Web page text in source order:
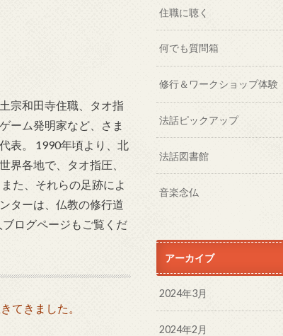
宗和田寺住職、タオ指
ーム発明家など、さま
表。 1990年頃より、北
界各地で、タオ指圧、
た、それらの足跡によ
ターは、仏教の修行道
ログページもご覧くだ
てきました。
住職に聴く
何でも質問箱
修行＆ワークショップ体験
法話ピックアップ
法話図書館
音楽念仏
アーカイブ
2024年3月
2024年2月